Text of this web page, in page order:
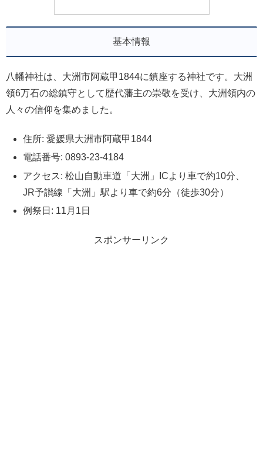
基本情報
八幡神社は、大洲市阿蔵甲1844に鎮座する神社です。大洲
領6万石の総鎮守として歴代藩主の崇敬を受け、大洲領内の
人々の信仰を集めました。
住所: 愛媛県大洲市阿蔵甲1844
電話番号: 0893-23-4184
アクセス: 松山自動車道「大洲」ICより車で約10分、
JR予讃線「大洲」駅より車で約6分（徒歩30分）
例祭日: 11月1日
スポンサーリンク